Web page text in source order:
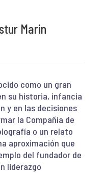
Marin
como un gran
su historia, infancia
y en las decisiones
la Compañía de
o un relato
aproximación que
del fundador de
liderazgo